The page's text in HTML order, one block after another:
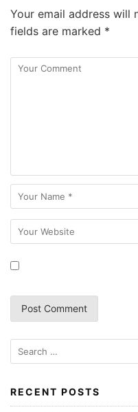
Your email address will
fields are marked *
RECENT POSTS